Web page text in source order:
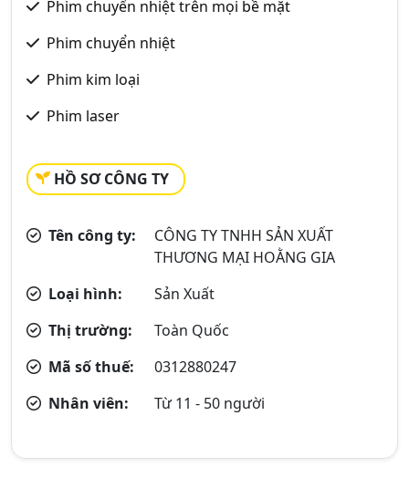
Phim chuyển nhiệt trên mọi bề mặt
Phim chuyển nhiệt
Phim kim loại
Phim laser
HỒ SƠ CÔNG TY
Tên công ty:
CÔNG TY TNHH SẢN XUẤT
THƯƠNG MẠI HOẰNG GIA
Loại hình:
Sản Xuất
Thị trường:
Toàn Quốc
Mã số thuế:
0312880247
Nhân viên:
Từ 11 - 50 người